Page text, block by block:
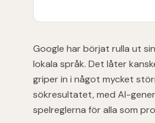
Google har börjat rulla ut
lokala språk. Det låter
griper in i något mycket
sökresultatet, med AI-
spelreglerna för alla som